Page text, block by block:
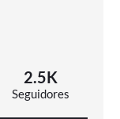
2.5K
Seguidores